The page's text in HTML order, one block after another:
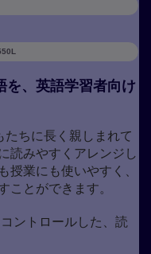
を、英語学習者向け
たちに長く親しまれて
読みやすくアレンジし
授業にも使いやすく、
ことができます。
ントロールした、読